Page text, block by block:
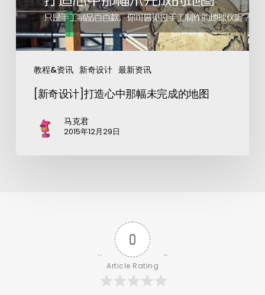
教程&资讯 新奇设计 最新资讯
[新奇设计]打造心中那幅未完成的地图
马克君
2015年12月29日
0
Article Rating